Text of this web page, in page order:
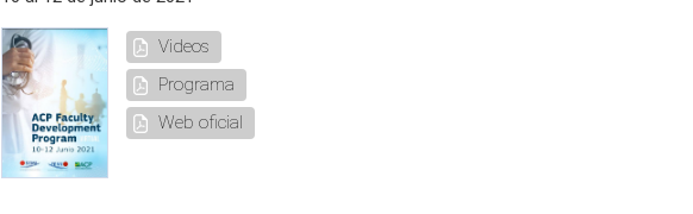
Videos
Programa
Web oficial